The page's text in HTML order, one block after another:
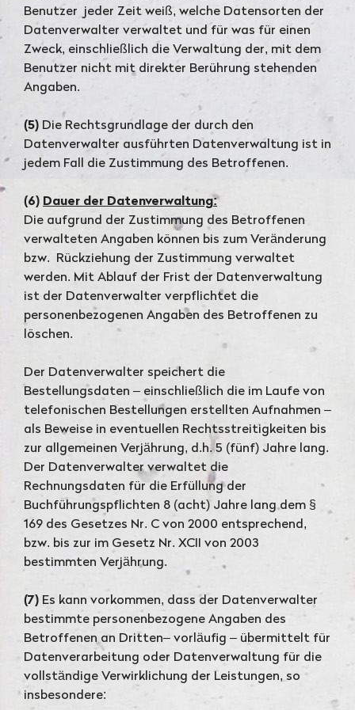
Benutzer jeder Zeit weiß, welche Datensorten der
Datenverwalter verwaltet und für was für einen
Zweck, einschließlich die Verwaltung der, mit dem
Benutzer nicht mit direkter Berührung stehenden
Angaben.
(5) Die Rechtsgrundlage der durch den
Datenverwalter ausführten Datenverwaltung ist in
jedem Fall die Zustimmung des Betroffenen.
(6) Dauer der Datenverwaltung:
Die aufgrund der Zustimmung des Betroffenen
verwalteten Angaben können bis zum Veränderung
bzw. Rückziehung der Zustimmung verwaltet
werden. Mit Ablauf der Frist der Datenverwaltung
ist der Datenverwalter verpflichtet die
personenbezogenen Angaben des Betroffenen zu
löschen.
Der Datenverwalter speichert die
Bestellungsdaten – einschließlich die im Laufe von
telefonischen Bestellungen erstellten Aufnahmen –
als Beweise in eventuellen Rechtsstreitigkeiten bis
zur allgemeinen Verjährung, d.h. 5 (fünf) Jahre lang.
Der Datenverwalter verwaltet die
Rechnungsdaten für die Erfüllung der
Buchführungspflichten 8 (acht) Jahre lang dem §
169 des Gesetzes Nr. C von 2000 entsprechend,
bzw. bis zur im Gesetz Nr. XCII von 2003
bestimmten Verjährung.
(7) Es kann vorkommen, dass der Datenverwalter
bestimmte personenbezogene Angaben des
Betroffenen an Dritten– vorläufig – übermittelt für
Datenverarbeitung oder Datenverwaltung für die
vollständige Verwirklichung der Leistungen, so
insbesondere: